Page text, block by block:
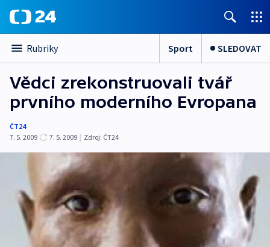
Rubriky Sport SLEDOVAT
Vědci zrekonstruovali tvář
prvního moderního Evropana
ČT24
7. 5. 2009
7. 5. 2009 | Zdroj: ČT24